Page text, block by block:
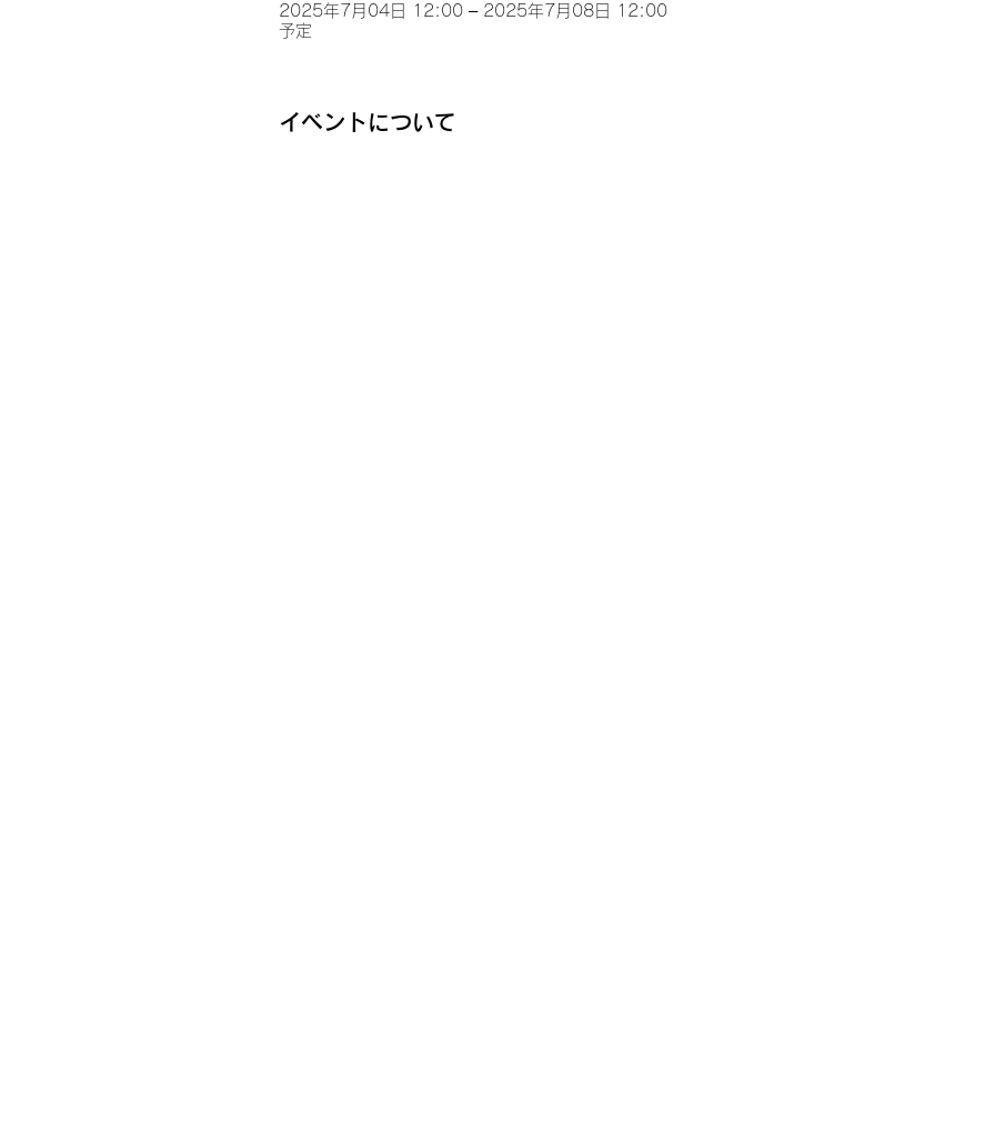
2025年7月04日 12:00 – 2025年7月08日 12:00
予定
イベントについて